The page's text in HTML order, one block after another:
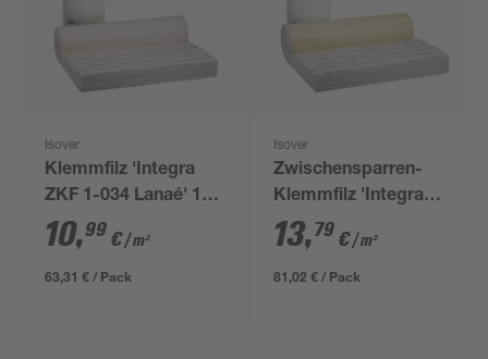
Isover
Klemmfilz 'Integra
ZKF 1-034 Lanaé' 120
mm
10,99 €/ m²
63,31 € / Pack
Isover
Zwischensparren-
Klemmfilz 'Integra
ZKF 1-031'
vlieskaschiert für das
Steildach 100 mm
13,79 €/ m²
81,02 € / Pack